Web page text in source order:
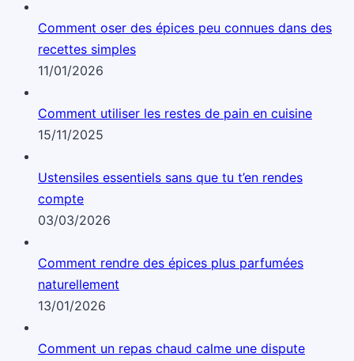
Comment oser des épices peu connues dans des
recettes simples
11/01/2026
Comment utiliser les restes de pain en cuisine
15/11/2025
Ustensiles essentiels sans que tu t’en rendes
compte
03/03/2026
Comment rendre des épices plus parfumées
naturellement
13/01/2026
Comment un repas chaud calme une dispute